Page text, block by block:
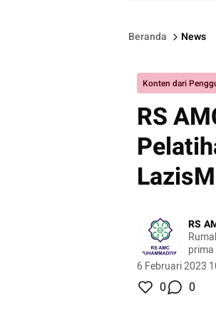
Beranda News
Konten dari
RS
RS
6 Februari 2023
0 0